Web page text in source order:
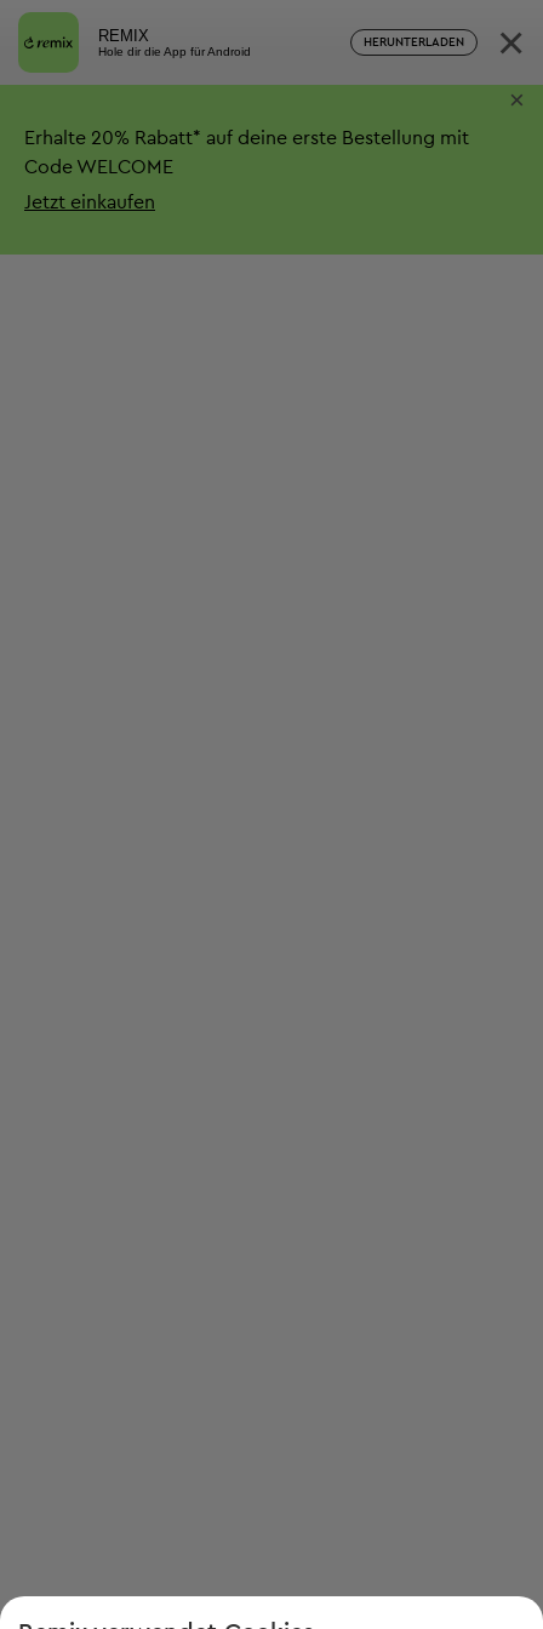
REMIX
Hole dir die App für Android
HERUNTERLADEN ×
Erhalte 20% Rabatt* auf deine erste Bestellung mit
Code WELCOME
Jetzt einkaufen
×